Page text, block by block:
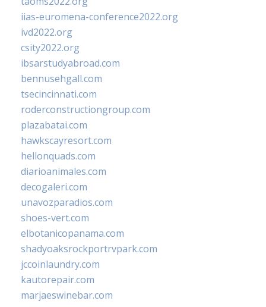
iias-euromena-conference2022.org
ivd2022.org
csity2022.org
ibsarstudyabroad.com
bennusehgall.com
tsecincinnati.com
roderconstructiongroup.com
plazabatai.com
hawkscayresort.com
hellonquads.com
diarioanimales.com
decogaleri.com
unavozparadios.com
shoes-vert.com
elbotanicopanama.com
shadyoaksrockportrvpark.com
jccoinlaundry.com
kautorepair.com
marjaeswinebar.com